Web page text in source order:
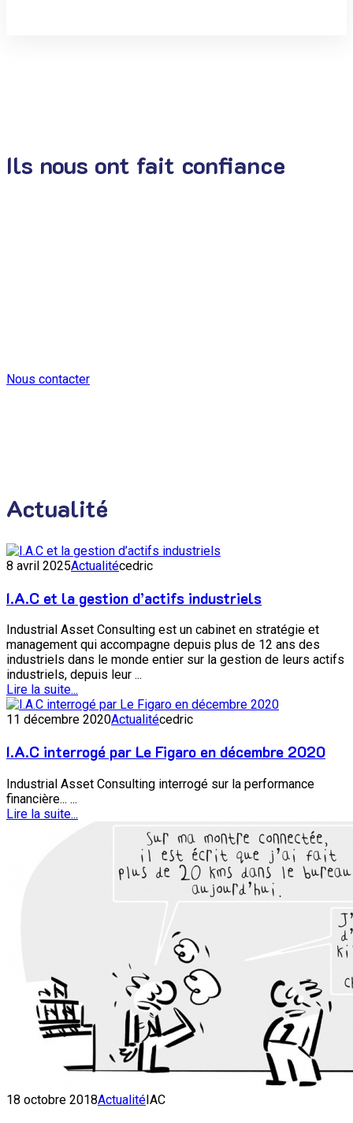
Ils nous ont fait confiance
Nous contacter
Actualité
8 avril 2025Actualitécedric
I.A.C et la gestion d’actifs industriels
Industrial Asset Consulting est un cabinet en stratégie et
management qui accompagne depuis plus de 12 ans des
industriels dans le monde entier sur la gestion de leurs actifs
industriels, depuis leur ...
Lire la suite...
11 décembre 2020Actualitécedric
I.A.C interrogé par Le Figaro en décembre 2020
Industrial Asset Consulting interrogé sur la performance
financière... ...
Lire la suite...
18 octobre 2018ActualitéIAC